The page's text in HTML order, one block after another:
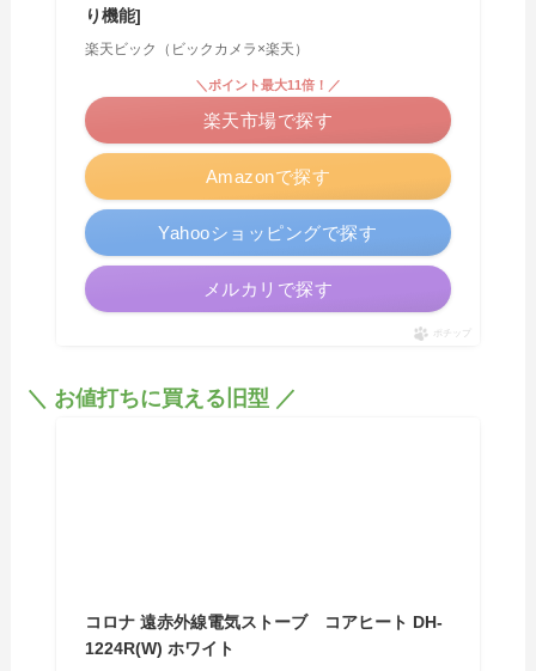
り機能]
楽天ビック（ビックカメラ×楽天）
Amazonで探す
＼ポイント最大11倍！／
楽天市場で探す
Yahooショッピングで探す
メルカリで探す
ポチップ
＼ お値打ちに買える旧型 ／
コロナ 遠赤外線電気ストーブ コアヒート DH-
1224R(W) ホワイト